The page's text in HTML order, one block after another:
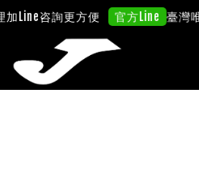
Line咨詢更方便 官方Line 臺灣唯